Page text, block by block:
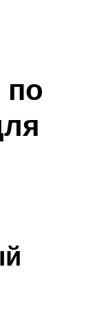
по